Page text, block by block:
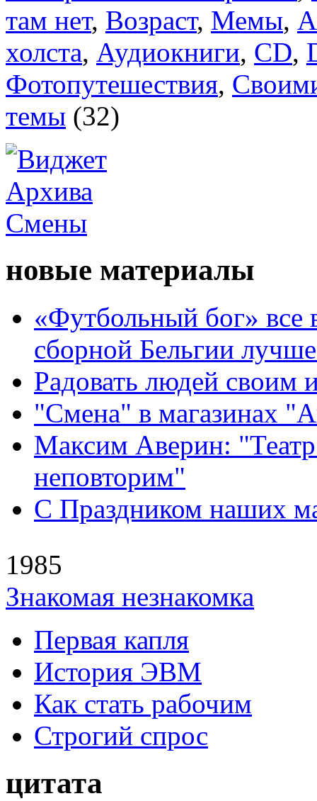
там нет, Возраст, Мемы,
холста, Аудиокниги, CD,
Фотопутешествия,
темы (32)
новые материалы
«Футбольный бог» все
сборной Бельгии
Радовать людей своим
"Смена" в магазинах
Максим Аверин:
неповторим"
С Праздником наших
1985
Знакомая незнакомка
Первая капля
История ЭВМ
Как стать рабочим
Строгий спрос
цитата